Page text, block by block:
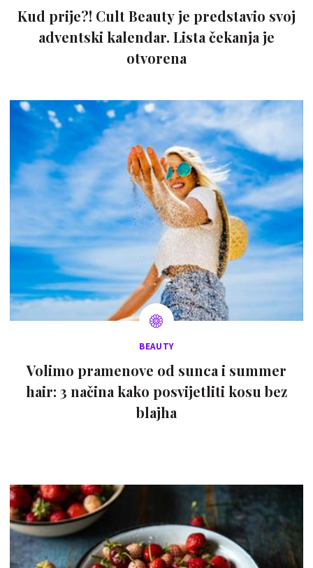
Kud prije?! Cult Beauty je predstavio svoj
adventski kalendar. Lista čekanja je
otvorena
BEAUTY
Volimo pramenove od sunca i summer
hair: 3 načina kako posvijetliti kosu bez
blajha